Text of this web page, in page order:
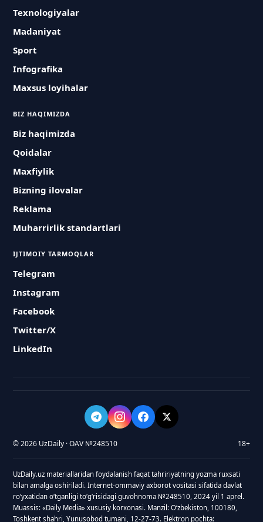
Texnologiyalar
Madaniyat
Sport
Infografika
Maxsus loyihalar
BIZ HAQIMIZDA
Biz haqimizda
Qoidalar
Maxfiylik
Bizning ilovalar
Reklama
Muharrirlik standartlari
IJTIMOIY TARMOQLAR
Telegram
Instagram
Facebook
Twitter/X
LinkedIn
© 2026 UzDaily · OAV №248510 18+
UzDaily.uz materiallaridan foydalanish faqat tahririyatning yozma ruxsati
bilan amalga oshiriladi. Internet-ommaviy axborot vositasi sifatida davlat
roʻyxatidan oʻtganligi toʻgʻrisidagi guvohnoma №248510, 2024 yil 1 aprel.
Muassis: «Daily Media» xususiy korxonasi. Manzil: Oʻzbekiston, 100180,
Toshkent shahri, Yunusobod tumani, 12-27-73. Elektron pochta: